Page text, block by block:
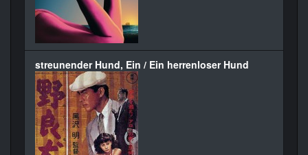
streunender Hund, Ein / Ein herrenloser Hund